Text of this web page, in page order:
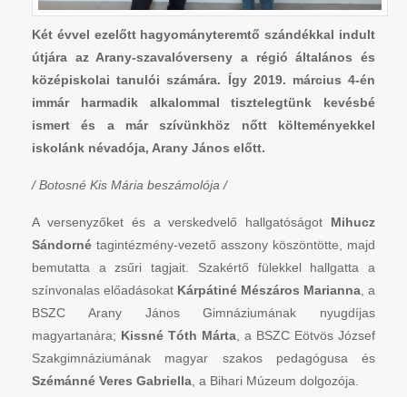
Két évvel ezelőtt hagyományteremtő szándékkal indult
útjára az Arany-szavalóverseny a régió általános és
középiskolai tanulói számára. Így 2019. március 4-én
immár harmadik alkalommal tisztelegtünk kevésbé
ismert és a már szívünkhöz nőtt költeményekkel
iskolánk névadója, Arany János előtt.
/ Botosné Kis Mária beszámolója /
A versenyzőket és a verskedvelő hallgatóságot Mihucz
Sándorné tagintézmény-vezető asszony köszöntötte, majd
bemutatta a zsűri tagjait. Szakértő fülekkel hallgatta a
színvonalas előadásokat Kárpátiné Mészáros Marianna , a
BSZC Arany János Gimnáziumának nyugdíjas
magyartanára; Kissné Tóth Márta , a BSZC Eötvös József
Szakgimnáziumának magyar szakos pedagógusa és
Szémánné Veres Gabriella , a Bihari Múzeum dolgozója.